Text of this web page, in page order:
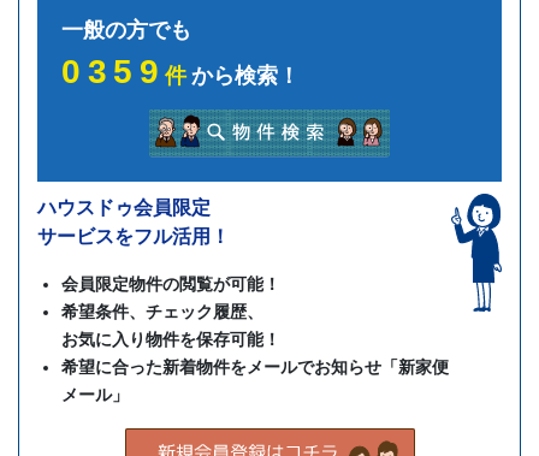
一般の方でも
0359件から検索！
ハウスドゥ会員限定
サービスをフル活用！
会員限定物件の閲覧が可能！
希望条件、チェック履歴、
お気に入り物件を保存可能！
希望に合った新着物件をメールでお知らせ「新家便
メール」